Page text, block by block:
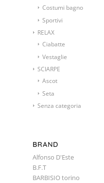
Costumi bagno
Sportivi
RELAX
Ciabatte
Vestaglie
SCIARPE
Ascot
Seta
Senza categoria
BRAND
Alfonso D'Este
B.F.T
BARBISIO torino